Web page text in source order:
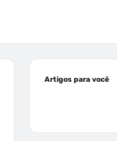
Artigos para você